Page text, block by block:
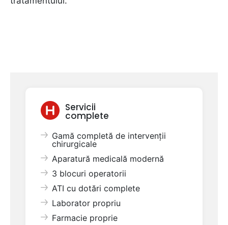
Servicii
complete
Gamă completă de intervenții
chirurgicale
Aparatură medicală modernă
3 blocuri operatorii
ATI cu dotări complete
Laborator propriu
Farmacie proprie